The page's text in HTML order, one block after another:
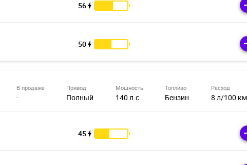
56
50
В продаже
-
Привод
Полный
Мощность
140 л.с.
Топливо
Бензин
Расход
8 л/100 км
45